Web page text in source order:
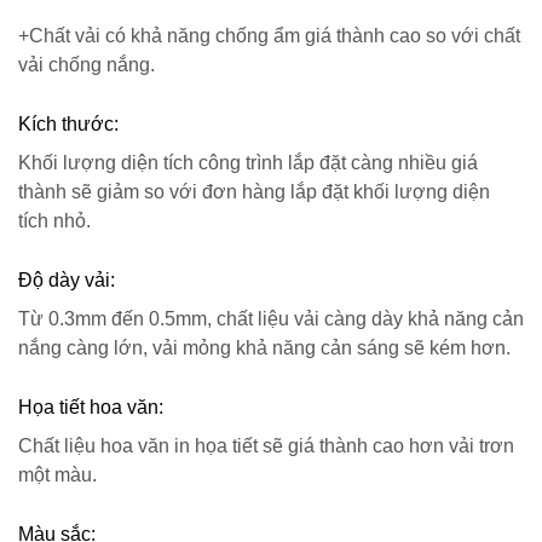
+Chất vải có khả năng chống ẩm giá thành cao so với chất
vải chống nắng.
Kích thước:
Khối lượng diện tích công trình lắp đặt càng nhiều giá
thành sẽ giảm so với đơn hàng lắp đặt khối lượng diện
tích nhỏ.
Độ dày vải:
Từ 0.3mm đến 0.5mm, chất liệu vải càng dày khả năng cản
nắng càng lớn, vải mỏng khả năng cản sáng sẽ kém hơn.
Họa tiết hoa văn:
Chất liệu hoa văn in họa tiết sẽ giá thành cao hơn vải trơn
một màu.
Màu sắc: